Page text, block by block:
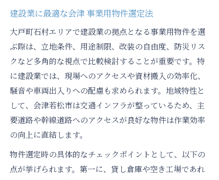
建設業の物件選びで重視すべきポイント
居抜き店舗を活用した新規事業の展望
空き工場の改装で建設業の幅が広がる理由
会津エリアで注目したい事務所物件の特徴
建設業が選ぶ会津若松市事務所物件の条件
事務所可マンションを活かす建設業の工夫
建設業視点で見る貸事務所の選び方
店舗付き住宅で建設業が得られるメリット
貸し倉庫や空き工場を活かす建設業の視点
建設業が求める会津 貸し倉庫の選定基準
建設業に最適な会津 事業用物件選定法
大戸町石村エリアで建設業の拠点となる事業用物件を選
ぶ際は、立地条件、用途制限、改装の自由度、防災リス
クなど多角的な視点で比較検討することが重要です。特
に建設業では、現場へのアクセスや資材搬入の効率化、
騒音や車両出入りへの配慮も求められます。地域特性と
して、会津若松市は交通インフラが整っているため、主
要道路や幹線道路へのアクセスが良好な物件は作業効率
の向上に直結します。
物件選定時の具体的なチェックポイントとして、以下の
点が挙げられます。第一に、貸し倉庫や空き工場であれ